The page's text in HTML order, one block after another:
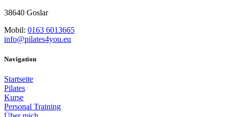
38640 Goslar
Mobil: 0163 6013665
info@pilates4you.eu
Navigation
Startseite
Pilates
Kurse
Personal Training